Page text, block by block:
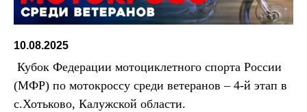
10.08.2025
Кубок Федерации мотоциклетного спорта России
(МФР) по мотокроссу среди ветеранов – 4-й этап в
с.Хотьково, Калужской области.